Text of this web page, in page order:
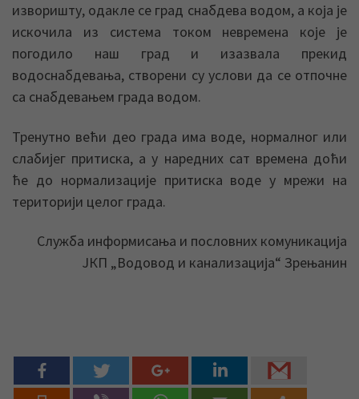
изворишту, одакле се град снабдева водом, а која је
искочила из система током невремена које је
погодило наш град и изазвала прекид
водоснабдевања, створени су услови да се отпочне
са снабдевањем града водом.
Тренутно већи део града има воде, нормалног или
слабијег притиска, а у наредних сат времена доћи
ће до нормализације притиска воде у мрежи на
територији целог града.
Служба информисања и пословних комуникација
ЈКП „Водовод и канализација“ Зрењанин